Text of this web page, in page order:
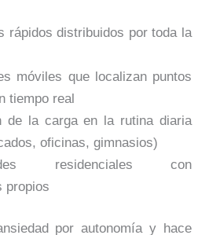
rápidos distribuidos por toda la
móviles que localizan puntos
tiempo real
de la carga en la rutina diaria
oficinas, gimnasios)
residenciales con
propios
por autonomía y hace